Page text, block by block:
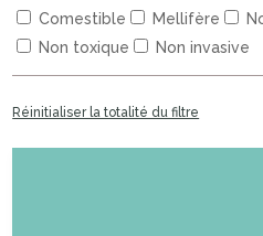
Comestible
Mellifère
Non toxique
Non invasive
Réinitialiser la totalité du filtre